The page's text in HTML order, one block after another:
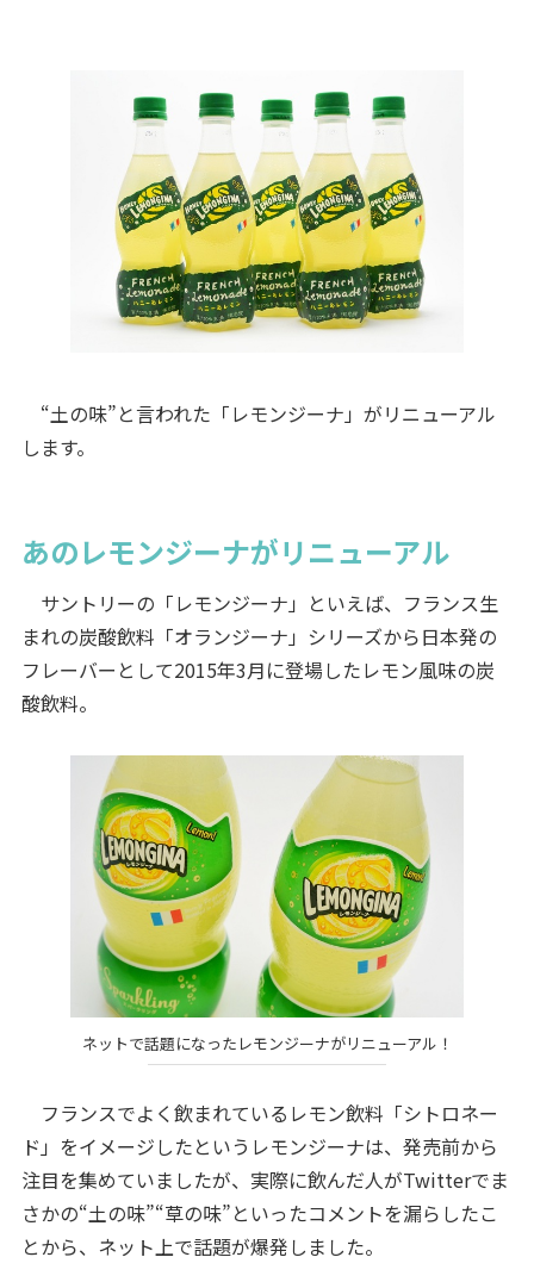
“土の味”と言われた「レモンジーナ」がリニューアル
します。
あのレモンジーナがリニューアル
サントリーの「レモンジーナ」といえば、フランス生
まれの炭酸飲料「オランジーナ」シリーズから日本発の
フレーバーとして2015年3月に登場したレモン風味の炭
酸飲料。
ネットで話題になったレモンジーナがリニューアル！
フランスでよく飲まれているレモン飲料「シトロネー
ド」をイメージしたというレモンジーナは、発売前から
注目を集めていましたが、実際に飲んだ人がTwitterでま
さかの“土の味”“草の味”といったコメントを漏らしたこ
とから、ネット上で話題が爆発しました。